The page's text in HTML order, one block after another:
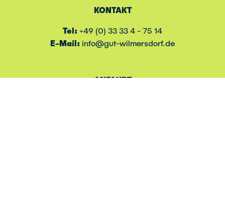
KONTAKT
Tel: +49 (0) 33 33 4 - 75 14
E-Mail: info@gut-wilmersdorf.de
ANFAHRT